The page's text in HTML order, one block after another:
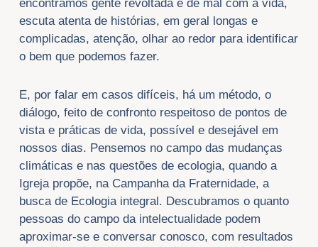
encontramos gente revoltada e de mal com a vida,
escuta atenta de histórias, em geral longas e
complicadas, atenção, olhar ao redor para identificar
o bem que podemos fazer.
E, por falar em casos difíceis, há um método, o
diálogo, feito de confronto respeitoso de pontos de
vista e práticas de vida, possível e desejável em
nossos dias. Pensemos no campo das mudanças
climáticas e nas questões de ecologia, quando a
Igreja propõe, na Campanha da Fraternidade, a
busca de Ecologia integral. Descubramos o quanto
pessoas do campo da intelectualidade podem
aproximar-se e conversar conosco, com resultados